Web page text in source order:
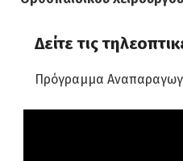
Δείτε τις
Πρόγραμμα